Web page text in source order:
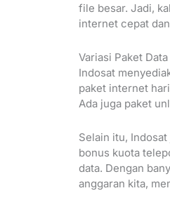
file besar. Jadi,
internet cepat
Variasi Paket
Indosat
paket internet
Ada juga paket
Selain itu,
bonus kuota
data. Dengan
anggaran kita,